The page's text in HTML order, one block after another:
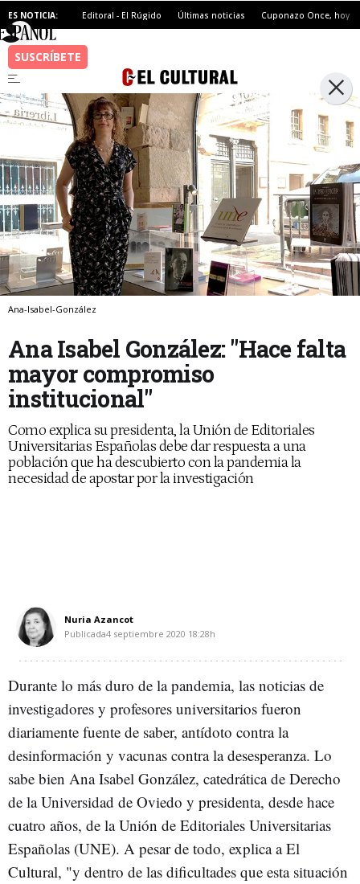
ES NOTICIA: Editoral - El Rúgido Últimas noticias Cuponazo Once, hoy
Ana-Isabel-González
Ana Isabel González: "Hace falta
mayor compromiso
institucional"
Como explica su presidenta, la Unión de Editoriales
Universitarias Españolas debe dar respuesta a una
población que ha descubierto con la pandemia la
necesidad de apostar por la investigación
Nuria Azancot
Publicada4 septiembre 2020 18:28h
Durante lo más duro de la pandemia, las noticias de
investigadores y profesores universitarios fueron
diariamente fuente de saber, antídoto contra la
desinformación y vacunas contra la desesperanza. Lo
sabe bien Ana Isabel González, catedrática de Derecho
de la Universidad de Oviedo y presidenta, desde hace
cuatro años, de la Unión de Editoriales Universitarias
Españolas (UNE). A pesar de todo, explica a El
Cultural, "y dentro de las dificultades que esta situación